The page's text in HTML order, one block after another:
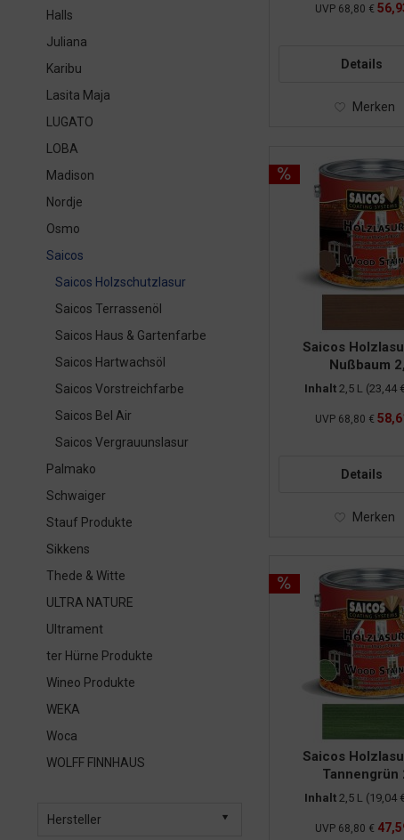
Halls
Juliana
Karibu
Lasita Maja
LUGATO
LOBA
Madison
Nordje
Osmo
Saicos
Saicos Holzschutzlasur
Saicos Terrassenöl
Saicos Haus & Gartenfarbe
Saicos Hartwachsöl
Saicos Vorstreichfarbe
Saicos Bel Air
Saicos Vergrauunslasur
Palmako
Schwaiger
Stauf Produkte
Sikkens
Thede & Witte
ULTRA NATURE
Ultrament
ter Hürne Produkte
Wineo Produkte
WEKA
Woca
WOLFF FINNHAUS
Hersteller
UVP 68,80 €
Details
Merken
Saicos
Nußbaum
Inhalt 2,5 L (23,44
UVP 68,80 €
Details
Merken
Saicos
Tannengrün
Inhalt 2,5 L (19,04
UVP 68,80 €